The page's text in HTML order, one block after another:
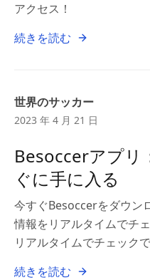
アクセス！
続きを読む
世界のサッカー
2023 年 4 月 21 日
Besoccerアプリ
ぐに手に入る
今すぐBesoccerをダウン
情報をリアルタイムでチ
リアルタイムでチェックで
続きを読む